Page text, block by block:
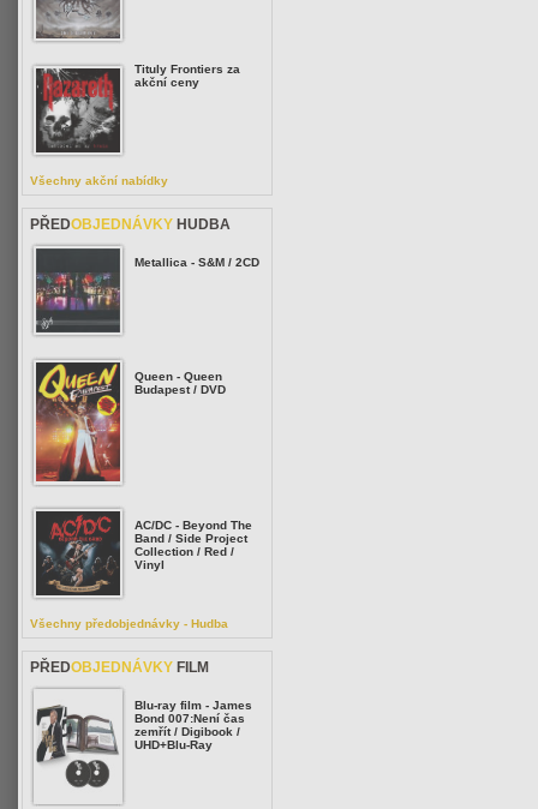
Tituly Frontiers za
akční ceny
Všechny akční nabídky
PŘEDOBJEDNÁVKY HUDBA
Metallica - S&M / 2CD
Queen - Queen
Budapest / DVD
AC/DC - Beyond The
Band / Side Project
Collection / Red /
Vinyl
Všechny předobjednávky - Hudba
PŘEDOBJEDNÁVKY FILM
Blu-ray film - James
Bond 007:Není čas
zemřít / Digibook /
UHD+Blu-Ray